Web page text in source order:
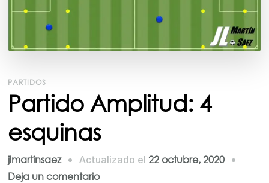
PARTIDOS
Partido Amplitud: 4
esquinas
jlmartinsaez Actualizado el22 octubre, 2020
Deja un comentarioen